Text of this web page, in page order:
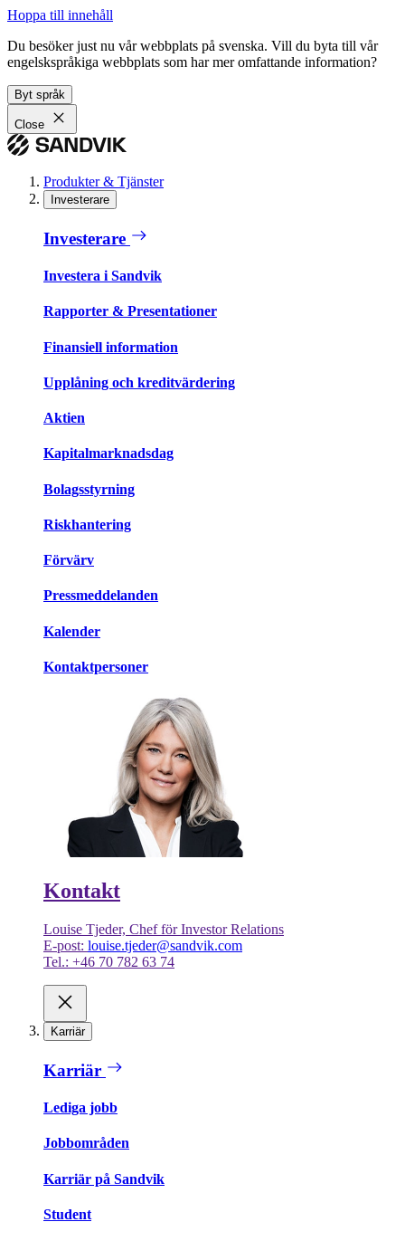
Hoppa till innehåll
Du besöker just nu vår webbplats på svenska. Vill du byta till vår
engelskspråkiga webbplats som har mer omfattande information?
Byt språk
Close
Produkter & Tjänster
Investerare
Investerare
Investera i Sandvik
Rapporter & Presentationer
Finansiell information
Upplåning och kreditvärdering
Aktien
Kapitalmarknadsdag
Bolagsstyrning
Riskhantering
Förvärv
Pressmeddelanden
Kalender
Kontaktpersoner
Kontakt
Louise Tjeder, Chef för Investor Relations
E-post: louise.tjeder@sandvik.com
Tel.: +46 70 782 63 74
Karriär
Karriär
Lediga jobb
Jobbområden
Karriär på Sandvik
Student